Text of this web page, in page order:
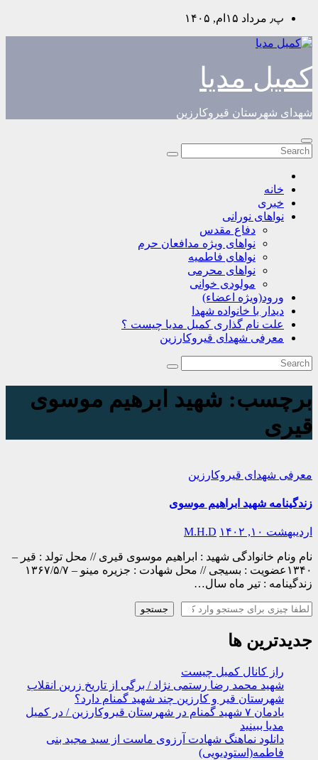
Skip
content
پ٫ مرداد ۱۵ام, ۱۴۰۵
کمیل مدیا
شهدای شهرستان قیروکارزین
خانه
خبری
نواهای نورانی
دفاع مقدس
نواهای ویژه مدافعان حرم
نواهای فاطمیه
نواهای محرمی
مولودی خوانی
ورود(ویژه اعضاء)
دیدار با خانواده شهدا
علت نام گذاری کمیل مدیا چیست ؟
معرفی شهدای قیروکارزین
برچسب: شهید ابرهیم موسوی
قیری
معرفی شهدای قیروکارزین
زندگینامه شهید ابراهیم موسوی
اردیبهشت ۱۰, ۱۴۰۲ M.H.D
نام ونام خانوادگی شهید : ابراهیم موسوی قیری // محل تولد : قیر –
۱۳۴۰عضویت : بسیجی // محل شهادت : جزیره مینو – ۱۳۶۷/۵/۷
زندگینامه : تیر ماه سال…
جستجو
جستجو
جدیدترین ها
راز کانال کمیل چیست
شهید محمد رضا رستمی نژاد / برگی از تاریخ زرین انقلاب
شهرستان قیر و کارزین چند شهید گمنام دارد؟
یادمان ۷ شهید گمنام در شهرستان قیروکارزین / در کمیل
مدیا ببینید
دانلود نماهنگ شهادت آرزوی ماست از سید مجید بنی
فاطمه(استودیویی)